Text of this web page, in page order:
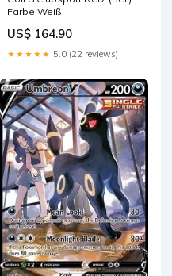
Farbe:Weiß
US$ 164.90
★★★★★ 5.0 (22 reviews)